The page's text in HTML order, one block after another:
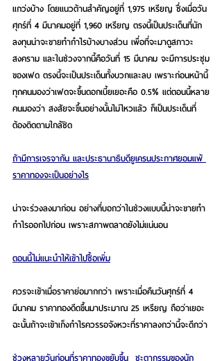
แกว่งบ้าง โดยแนวต้านสำคัญอยู่ที่ 1,975 เหรียญ ซึ่งเมื่อวัน
ศุกร์ที่ 4 มีนาคมอยู่ที่ 1,960 เหรียญ ตรงนี้เป็นประเด็นที่นัก
ลงทุนน่าจะขายทำกำไรบ้างบางส่วน เพื่อที่จะมาดูสภาวะ
สงคราม และในช่วงจากนี้คือวันที่ 15 มีนาคม จะมีการประชุม
ของเฟด ตรงนี้จะเป็นประเด็นทั้งบวกและลบ เพราะก่อนหน้านี้
ทุกคนมองว่าเฟดจะขึ้นดอกเบี้ยเยอะคือ 0.5% แต่ตอนนี้หลาย
คนมองว่า สงสัยจะขึ้นอย่างนั้นไม่ไหวแล้ว ก็เป็นประเด็นที่
ต้องติดตามใกล้ชิด
ถ้ามีการเจรจากัน และประธานาธิบดียูเครนประกาศยอมแพ้
ราคาทองจะเป็นอย่างไร
น่าจะร่วงลงมาก่อน อย่างที่บอกว่าในช่วงแบบนี้น่าจะขายทำ
กำไรออกไปก่อน เพราะสภาพตลาดยังไม่แน่นอน
ตอนนี้ไม่แนะนำให้เข้าไปซื้อเพิ่ม
ควรจะเข้าเมื่อราคาย่อมากกว่า เพราะเมื่อคืนวันศุกร์ที่ 4
มีนาคม ราคาทองดีดขึ้นมาประมาณ 25 เหรียญ ถือว่าเยอะ
ฉะนั้นถ้าจะเข้าเก็งกำไรควรรอจังหวะที่ราคาลงกว่านี้จะดีกว่า
ช่วงหลายวันก่อนที่ราคาทองขยับขึ้น  ชะตากรรมของนัก